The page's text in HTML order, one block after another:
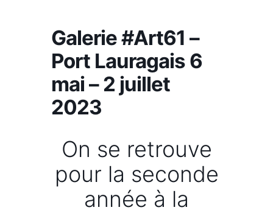
Galerie #Art61 –
Port Lauragais 6
mai – 2 juillet
2023
On se retrouve
pour la seconde
année à la